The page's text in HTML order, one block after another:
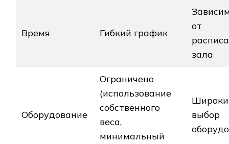
Время Гибкий график
от
зала
Оборудование
Ограничено
(использование
собственного
веса,
минимальный
выбор